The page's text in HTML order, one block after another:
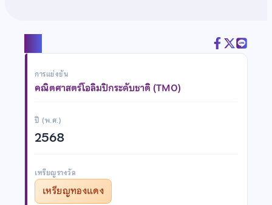
การแข่งขัน
คณิตศาสตร์โอลิมปิกระดับชาติ (TMO)
ปี (พ.ศ.)
2568
เหรียญรางวัล
เหรียญทองแดง